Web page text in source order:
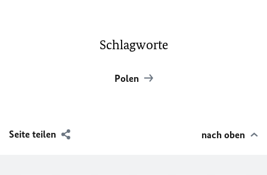
Schlagworte
Polen
Seite teilen nach oben